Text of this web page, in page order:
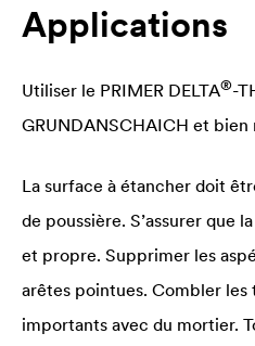
Applications
Utiliser le PRIMER DELTA®-
GRUNDANSCHAICH et
La surface à étancher doit
de poussière. S’assurer que
et propre. Supprimer les
arêtes pointues. Combler les
importants avec du mortier.